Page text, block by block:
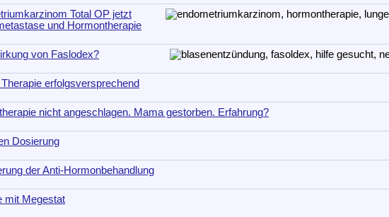
Total OP jetzt
und Hormontherapie
von Faslodex?
Therapie erfolgsversprechend
nicht angeschlagen. Mama gestorben. Erfahrung?
Dosierung
der Anti-Hormonbehandlung
mit Megestat